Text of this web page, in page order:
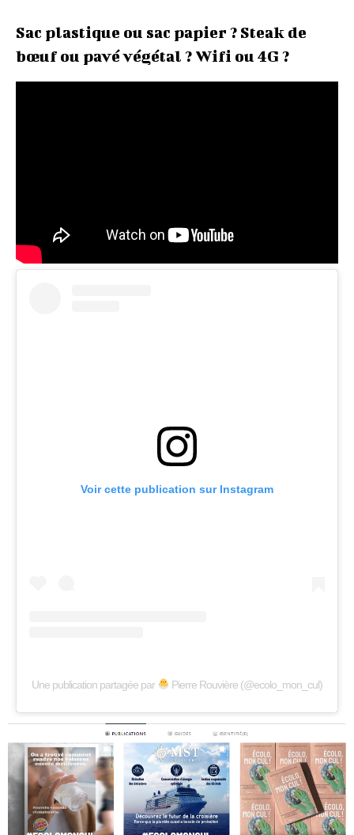
Sac plastique ou sac papier ? Steak de
bœuf ou pavé végétal ? Wifi ou 4G ?
Voir cette publication sur Instagram
Une publication partagée par Pierre Rouvière (@ecolo_mon_cul)